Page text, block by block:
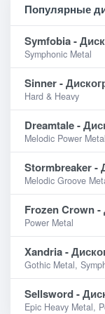
Популярные
Symfobia -
Symphonic Metal
Sinner -
Hard & Heavy
Dreamtale -
Melodic Power Metal
Stormbreaker -
Melodic Groove
Frozen Crown -
Power Metal
Xandria -
Gothic Metal,
Sellsword -
Epic Heavy Metal,